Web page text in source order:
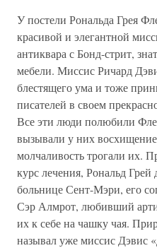
У постели Рональда Грея
красивой и элегантной
антиквара с Бонд-стрит,
мебели. Миссис Ричард
блестящего ума и тоже
писателей в своем
Все эти люди полюбили
вызывали у них
молчаливость трогали их.
курс лечения, Рональд
больнице Сент-Мэри, его
Сэр Алмрот, любивший
их к себе на чашку чая.
называл уже миссис Дэвис